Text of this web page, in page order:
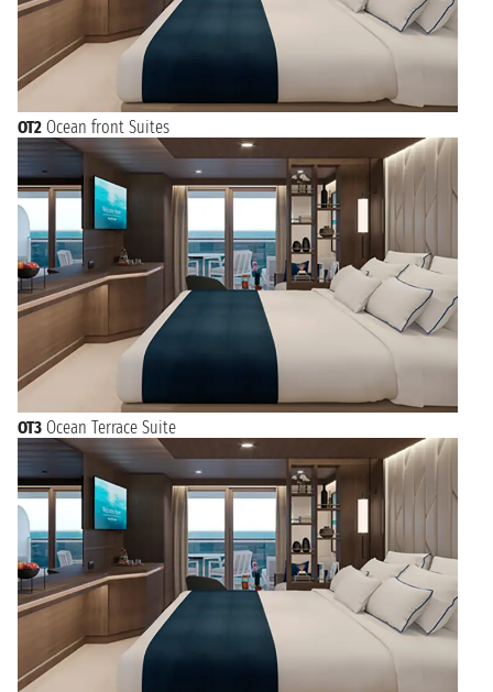
OT2 Ocean front Suites
OT3 Ocean Terrace Suite